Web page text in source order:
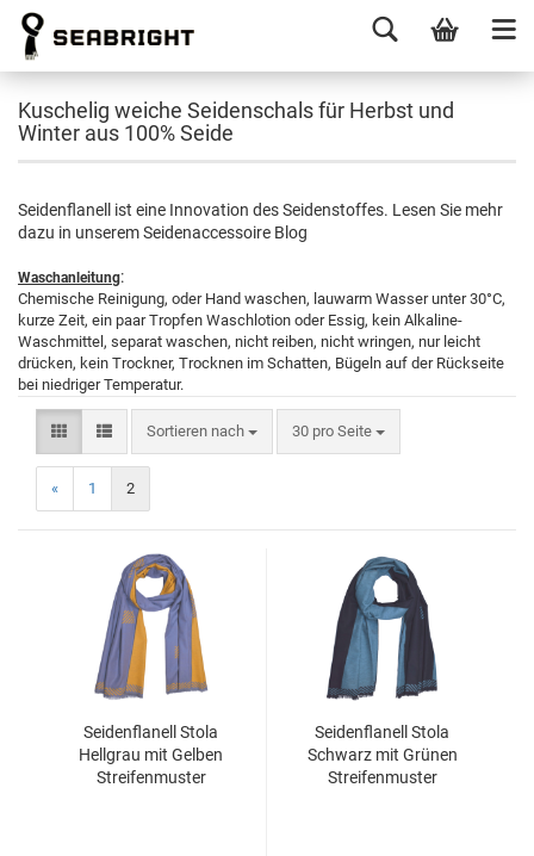
Kuschelig weiche Seidenschals für Herbst und
Winter aus 100% Seide
Seidenflanell ist eine Innovation des Seidenstoffes. Lesen Sie mehr
dazu in unserem Seidenaccessoire Blog
Waschanleitung:
Chemische Reinigung, oder Hand waschen, lauwarm Wasser unter 30°C,
kurze Zeit, ein paar Tropfen Waschlotion oder Essig, kein Alkaline-
Waschmittel, separat waschen, nicht reiben, nicht wringen, nur leicht
drücken, kein Trockner, Trocknen im Schatten, Bügeln auf der Rückseite
bei niedriger Temperatur.
Sortieren nach 30 pro Seite
« 1 2
Seidenflanell Stola
Hellgrau mit Gelben
Streifenmuster
Seidenflanell Stola
Schwarz mit Grünen
Streifenmuster